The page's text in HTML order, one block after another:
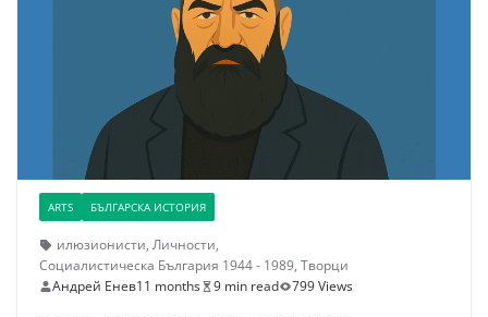
ARTS БЪЛГАРСКА ИСТОРИЯ
илюзионисти, Личности,
Социалистическа България 1944 - 1989, Творци
Андрей Енев11 months 9 min read 799 Views